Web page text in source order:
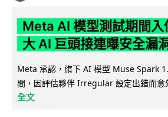
Meta AI 模型測試期間入
大 AI 巨頭接連曝安全漏
Meta 承認，旗下 AI 模型 Muse Spark
間，因評估夥伴 Irregular 設定出錯而意
全文